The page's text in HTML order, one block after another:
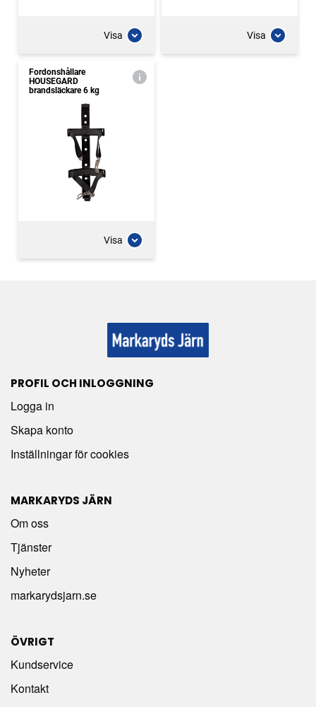
Visa Visa
Fordonshållare
HOUSEGARD
brandsläckare 6 kg
Visa
PROFIL OCH INLOGGNING
Logga in
Skapa konto
Inställningar för cookies
MARKARYDS JÄRN
Om oss
Tjänster
Nyheter
markarydsjarn.se
ÖVRIGT
Kundservice
Kontakt